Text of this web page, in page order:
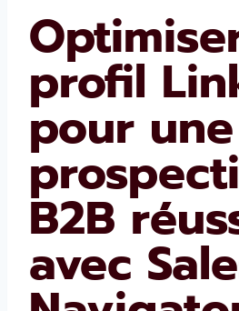
profil
pour une
B2B
avec